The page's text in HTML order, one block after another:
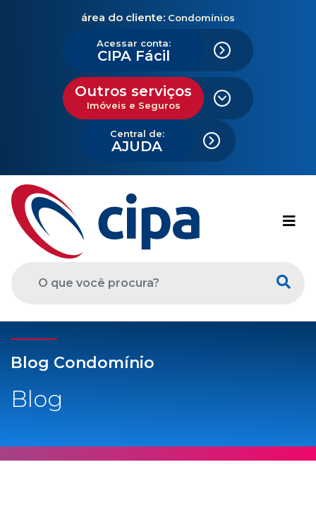
área do cliente: Condomínios
Acessar conta:
CIPA Fácil
Outros serviços
Imóveis e Seguros
Central de:
AJUDA
Blog Condomínio
Blog